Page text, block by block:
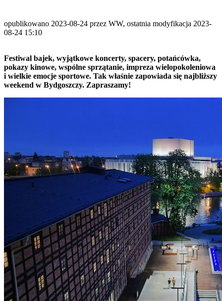
opublikowano 2023-08-24 przez WW, ostatnia modyfikacja 2023-
08-24 15:10
Festiwal bajek, wyjątkowe koncerty, spacery, potańcówka,
pokazy kinowe, wspólne sprzątanie, impreza wielopokoleniowa
i wielkie emocje sportowe. Tak właśnie zapowiada się najbliższy
weekend w Bydgoszczy. Zapraszamy!